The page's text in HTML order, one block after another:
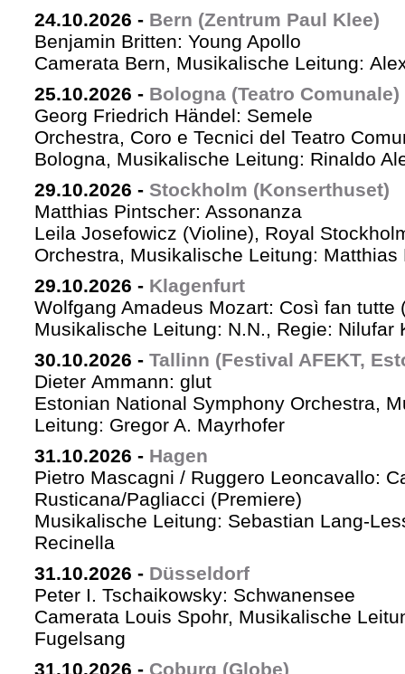
24.10.2026 - Bern (Zentrum Paul Klee)
Benjamin Britten: Young Apollo
Camerata Bern, Musikalische Leitung:
25.10.2026 - Bologna (Teatro Comunale)
Georg Friedrich Händel: Semele
Orchestra, Coro e Tecnici del Teatro
Bologna, Musikalische Leitung: Rinaldo
29.10.2026 - Stockholm (Konserthuset)
Matthias Pintscher: Assonanza
Leila Josefowicz (Violine), Royal
Orchestra, Musikalische Leitung: Matthias
29.10.2026 - Klagenfurt
Wolfgang Amadeus Mozart: Così fan tutte
Musikalische Leitung: N.N., Regie: Nilufar
30.10.2026 - Tallinn (Festival AFEKT,
Dieter Ammann: glut
Estonian National Symphony Orchestra,
Leitung: Gregor A. Mayrhofer
31.10.2026 - Hagen
Pietro Mascagni / Ruggero Leoncavallo:
Rusticana/Pagliacci (Premiere)
Musikalische Leitung: Sebastian Lang-
Recinella
31.10.2026 - Düsseldorf
Peter I. Tschaikowsky: Schwanensee
Camerata Louis Spohr, Musikalische
Fugelsang
31.10.2026 - Coburg (Globe)